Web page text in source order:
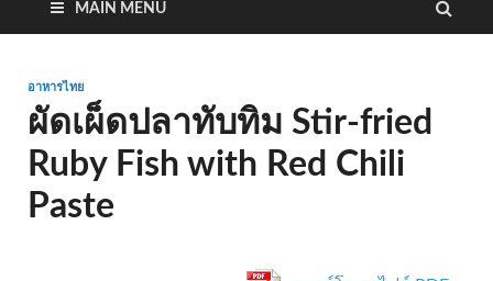
MAIN MENU
อาหารไทย
ผัดเผ็ดปลาทับทิม Stir-fried
Ruby Fish with Red Chili
Paste